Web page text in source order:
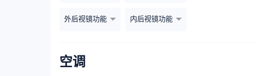
外后视镜功能 内后视镜功能
空调